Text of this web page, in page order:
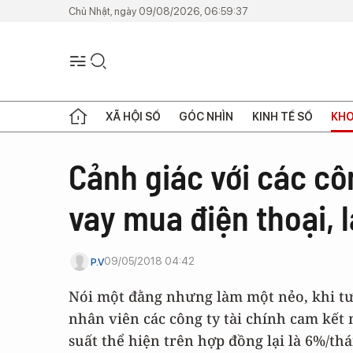
Chủ Nhật, ngày 09/08/2026, 06:59:37
XÃ HỘI SỐ GÓC NHÌN KINH TẾ SỐ
Cảnh giác với các
vay mua điện thoại,
P.V09/05/2018 04:42
Nói một đằng nhưng làm một nẻo, khi
nhân viên các công ty tài chính cam
suất thể hiện trên hợp đồng lại là 6%/